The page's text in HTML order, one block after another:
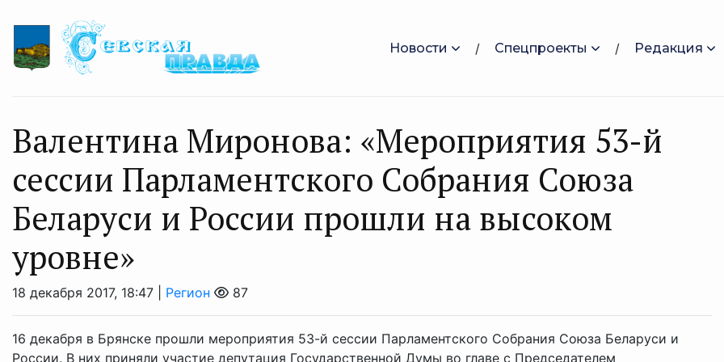
Новости Спецпроекты Редакция
Валентина Миронова: «Мероприятия 53-й
сессии Парламентского Собрания Союза
Беларуси и России прошли на высоком
уровне»
18 декабря 2017, 18:47 | Регион 87
16 декабря в Брянске прошли мероприятия 53-й сессии Парламентского Собрания Союза Беларуси и
России. В них приняли участие депутация Государственной Думы во главе с Председателем